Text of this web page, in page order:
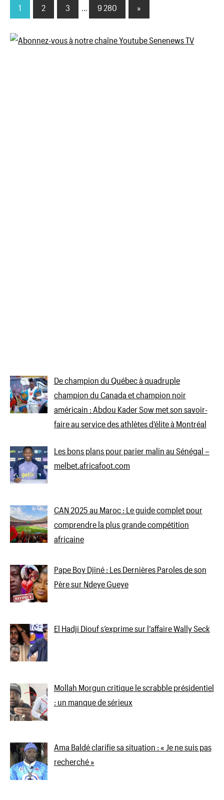
Pagination
des
1 2 3 … 9 280
Next
»
De champion du Québec à quadruple
champion du Canada et champion noir
américain : Abdou Kader Sow met son savoir-
faire au service des athlètes d’élite à Montréal
Les bons plans pour parier malin au Sénégal –
melbet.africafoot.com
CAN 2025 au Maroc : Le guide complet pour
comprendre la plus grande compétition
africaine
Pape Boy Djiné : Les Dernières Paroles de son
Père sur Ndeye Gueye
El Hadji Diouf s’exprime sur l’affaire Wally Seck
Mollah Morgun critique le scrabble présidentiel
: un manque de sérieux
Ama Baldé clarifie sa situation : « Je ne suis pas
recherché »